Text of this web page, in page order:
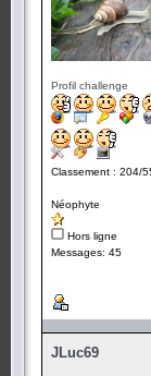
Profil challenge
Classement : 204/
Néophyte
Hors ligne
Messages: 45
JLuc69